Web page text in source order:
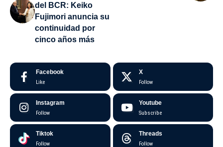
del BCR: Keiko
Fujimori anuncia su
continuidad por
cinco años más
Facebook
Like
X
Follow
Instagram
Follow
Youtube
Subscribe
Tiktok
Follow
Threads
Follow